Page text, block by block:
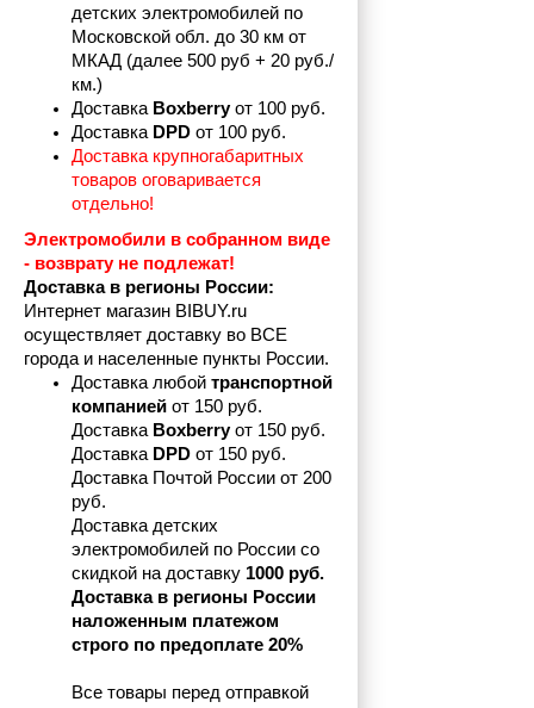
детских электромобилей по
Московской обл. до 30 км от
МКАД (далее 500 руб + 20 руб./
км.)
Доставка Boxberry от 100 руб.
Доставка DPD от 100 руб.
Доставка крупногабаритных
товаров оговаривается
отдельно!
Электромобили в собранном виде
- возврату не подлежат!
Доставка в регионы России:
Интернет магазин BIBUY.ru
осуществляет доставку во ВСЕ
города и населенные пункты России.
Доставка любой транспортной
компанией от 150 руб.
Доставка Boxberry от 150 руб.
Доставка DPD от 150 руб.
Доставка Почтой России от 200
руб.
Доставка детских
электромобилей по России со
скидкой на доставку 1000 руб.
Доставка в регионы России
наложенным платежом
строго по предоплате 20%
Все товары перед отправкой